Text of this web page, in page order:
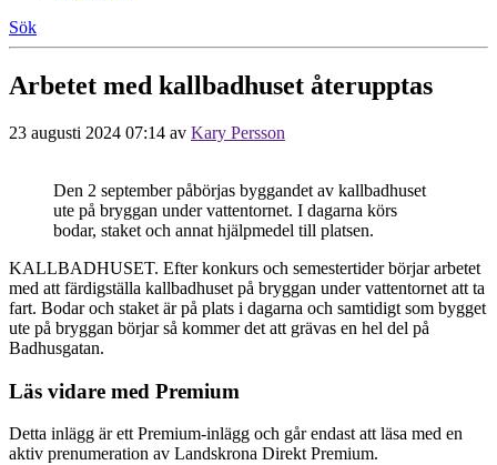
Sök
Arbetet med kallbadhuset återupptas
23 augusti 2024 07:14 av Kary Persson
Den 2 september påbörjas byggandet av kallbadhuset
ute på bryggan under vattentornet. I dagarna körs
bodar, staket och annat hjälpmedel till platsen.
KALLBADHUSET. Efter konkurs och semestertider börjar arbetet
med att färdigställa kallbadhuset på bryggan under vattentornet att ta
fart. Bodar och staket är på plats i dagarna och samtidigt som bygget
ute på bryggan börjar så kommer det att grävas en hel del på
Badhusgatan.
Läs vidare med Premium
Detta inlägg är ett Premium-inlägg och går endast att läsa med en
aktiv prenumeration av Landskrona Direkt Premium.